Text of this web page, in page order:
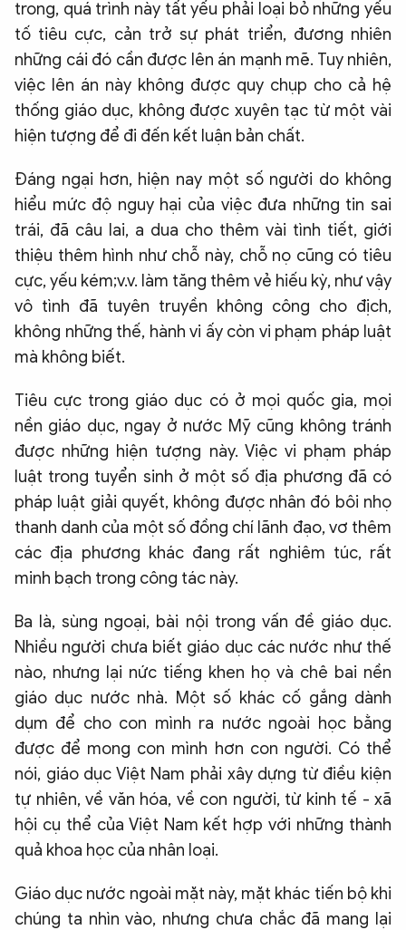
trong, quá trình này tất yếu phải loại bỏ những yếu
tố tiêu cực, cản trở sự phát triển, đương nhiên
những cái đó cần được lên án mạnh mẽ. Tuy nhiên,
việc lên án này không được quy chụp cho cả hệ
thống giáo dục, không được xuyên tạc từ một vài
hiện tượng để đi đến kết luận bản chất.
Đáng ngại hơn, hiện nay một số người do không
hiểu mức độ nguy hại của việc đưa những tin sai
trái, đã câu lai, a dua cho thêm vài tình tiết, giới
thiệu thêm hình như chỗ này, chỗ nọ cũng có tiêu
cực, yếu kém;v.v. làm tăng thêm vẻ hiếu kỳ, như vậy
vô tình đã tuyên truyền không công cho địch,
không những thế, hành vi ấy còn vi phạm pháp luật
mà không biết.
Tiêu cực trong giáo dục có ở mọi quốc gia, mọi
nền giáo dục, ngay ở nước Mỹ cũng không tránh
được những hiện tượng này. Việc vi phạm pháp
luật trong tuyển sinh ở một số địa phương đã có
pháp luật giải quyết, không được nhân đó bôi nhọ
thanh danh của một số đồng chí lãnh đạo, vơ thêm
các địa phương khác đang rất nghiêm túc, rất
minh bạch trong công tác này.
Ba là, sùng ngoại, bài nội trong vấn đề giáo dục.
Nhiều người chưa biết giáo dục các nước như thế
nào, nhưng lại nức tiếng khen họ và chê bai nền
giáo dục nước nhà. Một số khác cố gắng dành
dụm để cho con mình ra nước ngoài học bằng
được để mong con mình hơn con người. Có thể
nói, giáo dục Việt Nam phải xây dựng từ điều kiện
tự nhiên, về văn hóa, về con người, từ kinh tế - xã
hội cụ thể của Việt Nam kết hợp với những thành
quả khoa học của nhân loại.
Giáo dục nước ngoài mặt này, mặt khác tiến bộ khi
chúng ta nhìn vào, nhưng chưa chắc đã mang lại